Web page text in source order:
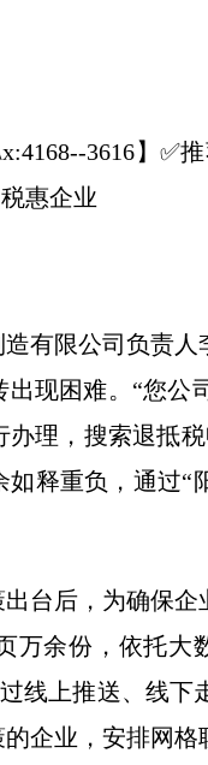
3616】✅
惠企业
有限公司负责
现困难。“您
办理，搜索退
释重负，通过
台后，为确保
万余份，依托
线上推送、线
企业，安排网